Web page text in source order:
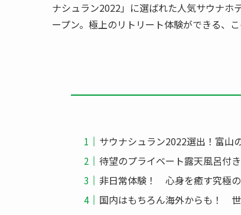
ナシュラン2022」に選ばれた人気サウナホ
ープン。極上のリトリート体験ができる、
サウナシュラン2022選出！富山
待望のプライベート露天風呂付
非日常体験！ 心身を癒す究極の
国内はもちろん海外からも！ 世